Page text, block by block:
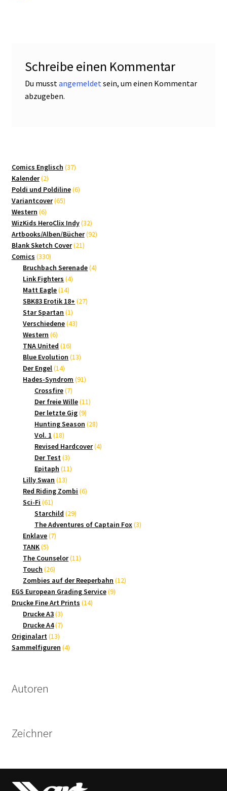
Schreibe einen Kommentar
Du musst angemeldet sein, um einen Kommentar
abzugeben.
Comics Englisch 3737
Kalender 22
Produkte
Poldi und Poldiline 66
Variantcover 6565
Western 66
Produkte
WizKids HeroClix Indy 3232
Produkte
Artbooks/Alben/Bücher 9292
Blank Sketch Cover 2121
Comics 330330
Produkte
Bruchbach Serenade 44
Link Fighters 44
Matt Eagle 1414
Produkte
SBK83 Erotik 18+ 2727
Star Spartan 11
Produkt
Verschiedene 4343
Western 66
Produkte
TNA United 1616
Produkte
Blue Evolution 1313
Der Engel 1414
Produkte
Hades-Syndrom 9191
Crossfire 77
Produkte
Der freie Wille 1111
Der letzte Gig 99
Produkte
Hunting Season 2828
Vol. 1 1818
Produkte
Revised Hardcover 44
Der Test 33
Produkte
Epitaph 1111
Lilly Swan 1313
Produkte
Red Riding Zombi 66
Sci-Fi 6161
Produkte
Starchild 2929
Produkte
The Adventures of Captain Fox 33
Enklave 77
TANK 55
Produkte
The Counselor 1111
Touch 2626
Produkte
Zombies auf der Reeperbahn 1212
EGS European Grading Service 99
Drucke Fine Art Prints 1414
Drucke A3 33
Produkte
Drucke A4 77
Originalart 1313
Produkte
Sammelfiguren 44
Autoren
Zeichner